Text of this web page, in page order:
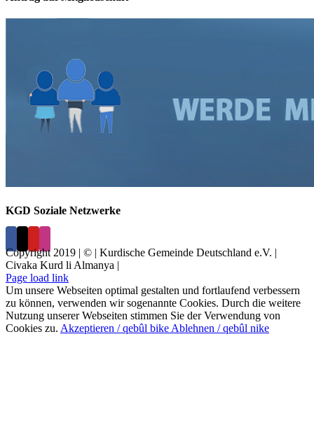
KGD Soziale Netzwerke
Copyright 2019 | © | Kurdische Gemeinde Deutschland e.V. |
Civaka Kurd li Almanya |
Page load link
Um unsere Webseiten optimal gestalten und fortlaufend verbessern
zu können, verwenden wir sogenannte Cookies. Durch die weitere
Nutzung unserer Webseiten stimmen Sie der Verwendung von
Cookies zu. Akzeptieren / qebûl bikeAblehnen / qebûl nike